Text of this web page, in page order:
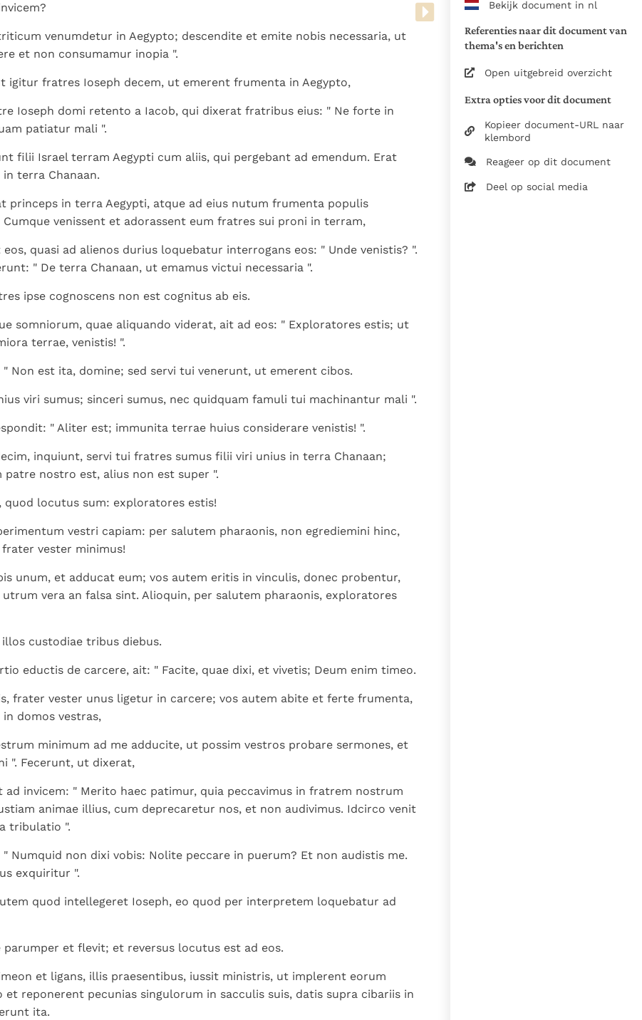
koninkrijk te
groeit stilletjes door
liefde, niet door
dwang
mystieke
verschijnselen en de
heiligheid
als een taak"
www.vatican.va/archive/bible/
vulgata_vetus-
www.vatican.va/archive/bible/
aansluiting gezocht bij de
om de teksten van de
naast elkaar te kunnen
Daar waar de versnummering
elkaar afwijken is dus die van
Bekijk document in nl
Referenties naar dit document van
thema's en berichten
Open uitgebreid overzicht
Extra opties voor dit document
Kopieer document-URL naar
klembord
Reageer op dit document
Deel op social media
venumdetur in Aegypto; descendite et emite nobis necessaria, ut
et non consumamur inopia ".
igitur fratres Ioseph decem, ut emerent frumenta in Aegypto,
Ioseph domi retento a Iacob, qui dixerat fratribus eius: " Ne forte in
patiatur mali ".
filii Israel terram Aegypti cum aliis, qui pergebant ad emendum. Erat
terra Chanaan.
princeps in terra Aegypti, atque ad eius nutum frumenta populis
Cumque venissent et adorassent eum fratres sui proni in terram,
eos, quasi ad alienos durius loquebatur interrogans eos: " Unde venistis? ".
" De terra Chanaan, ut emamus victui necessaria ".
ipse cognoscens non est cognitus ab eis.
somniorum, quae aliquando viderat, ait ad eos: " Exploratores estis; ut
terrae, venistis! ".
Non est ita, domine; sed servi tui venerunt, ut emerent cibos.
viri sumus; sinceri sumus, nec quidquam famuli tui machinantur mali ".
" Aliter est; immunita terrae huius considerare venistis! ".
inquiunt, servi tui fratres sumus filii viri unius in terra Chanaan;
patre nostro est, alius non est super ".
quod locutus sum: exploratores estis!
vestri capiam: per salutem pharaonis, non egrediemini hinc,
vester minimus!
unum, et adducat eum; vos autem eritis in vinculis, donec probentur,
utrum vera an falsa sint. Alioquin, per salutem pharaonis, exploratores
custodiae tribus diebus.
eductis de carcere, ait: " Facite, quae dixi, et vivetis; Deum enim timeo.
frater vester unus ligetur in carcere; vos autem abite et ferte frumenta,
in domos vestras,
minimum ad me adducite, ut possim vestros probare sermones, et
". Fecerunt, ut dixerat,
invicem: " Merito haec patimur, quia peccavimus in fratrem nostrum
animae illius, cum deprecaretur nos, et non audivimus. Idcirco venit
tribulatio ".
" Numquid non dixi vobis: Nolite peccare in puerum? Et non audistis me.
exquiritur ".
quod intellegeret Ioseph, eo quod per interpretem loquebatur ad
parumper et flevit; et reversus locutus est ad eos.
et ligans, illis praesentibus, iussit ministris, ut implerent eorum
et reponerent pecunias singulorum in sacculis suis, datis supra cibariis in
ita.